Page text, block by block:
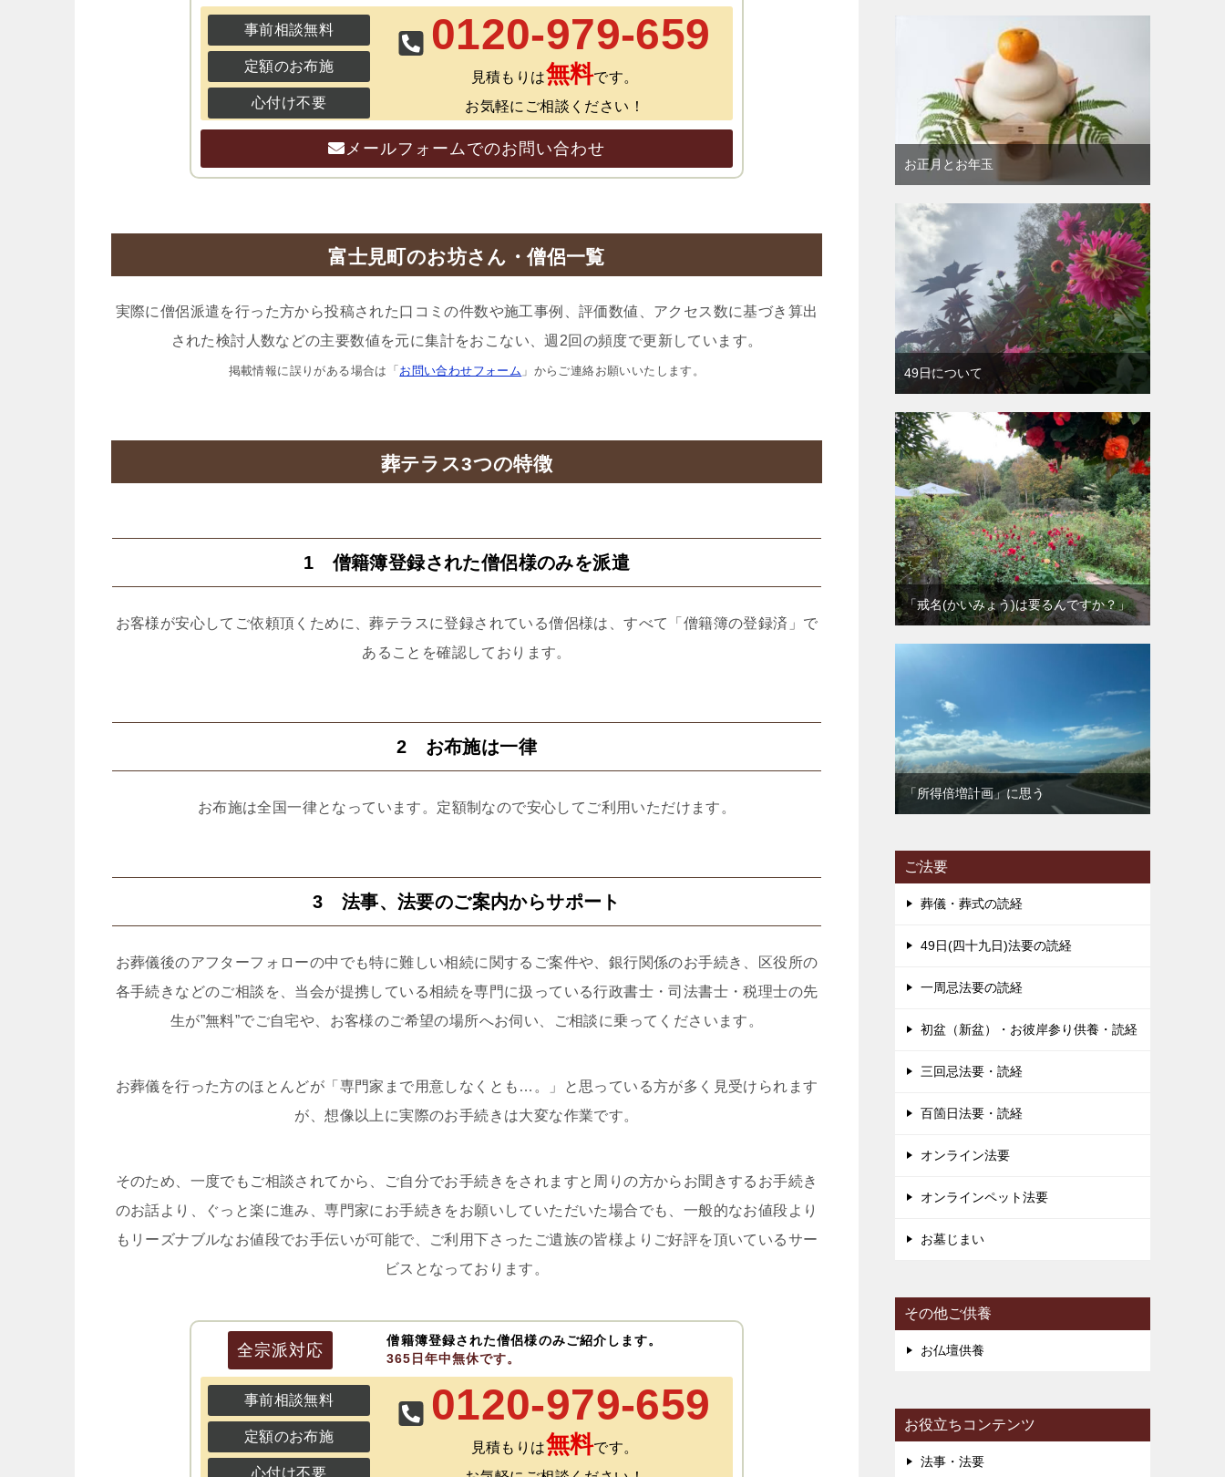
事前相談無料
定額のお布施
心付け不要
0120-979-659
見積もりは無料です。
お気軽にご相談ください！
メールフォームでのお問い合わせ
富士見町のお坊さん・僧侶一覧
実際に僧侶派遣を行った方から投稿された口コミの件数や施工事例、評価数値、アクセス数に基づき算出
された検討人数などの主要数値を元に集計をおこない、週2回の頻度で更新しています。
掲載情報に誤りがある場合は「 お問い合わせフォーム 」からご連絡お願いいたします。
葬テラス3つの特徴
1 僧籍簿登録された僧侶様のみを派遣
お客様が安心してご依頼頂くために、葬テラスに登録されている僧侶様は、すべて「僧籍簿の登録済」で
あることを確認しております。
2 お布施は一律
お布施は全国一律となっています。定額制なので安心してご利用いただけます。
3 法事、法要のご案内からサポート
お葬儀後のアフターフォローの中でも特に難しい相続に関するご案件や、銀行関係のお手続き、区役所の
各手続きなどのご相談を、当会が提携している相続を専門に扱っている行政書士・司法書士・税理士の先
生が”無料”でご自宅や、お客様のご希望の場所へお伺い、ご相談に乗ってくださいます。
お葬儀を行った方のほとんどが「専門家まで用意しなくとも…。」と思っている方が多く見受けられます
が、想像以上に実際のお手続きは大変な作業です。
そのため、一度でもご相談されてから、ご自分でお手続きをされますと周りの方からお聞きするお手続き
のお話より、ぐっと楽に進み、専門家にお手続きをお願いしていただいた場合でも、一般的なお値段より
もリーズナブルなお値段でお手伝いが可能で、ご利用下さったご遺族の皆様よりご好評を頂いているサー
ビスとなっております。
全宗派対応
僧籍簿登録された僧侶様のみご紹介します。
365日年中無休です。
事前相談無料
定額のお布施
心付け不要
0120-979-659
見積もりは無料です。
お正月とお年玉
49日について
「戒名(かいみょう)は要るんですか？」
「所得倍増計画」に思う
ご法要
葬儀・葬式の読経
49日(四十九日)法要の読経
一周忌法要の読経
初盆（新盆）・お彼岸参り供養・読経
三回忌法要・読経
百箇日法要・読経
オンライン法要
オンラインペット法要
お墓じまい
その他ご供養
お仏壇供養
お役立ちコンテンツ
法事・法要